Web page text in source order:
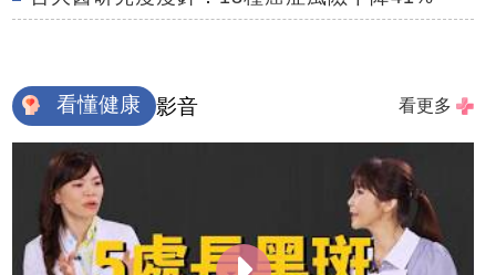
看懂健康 影音 看更多